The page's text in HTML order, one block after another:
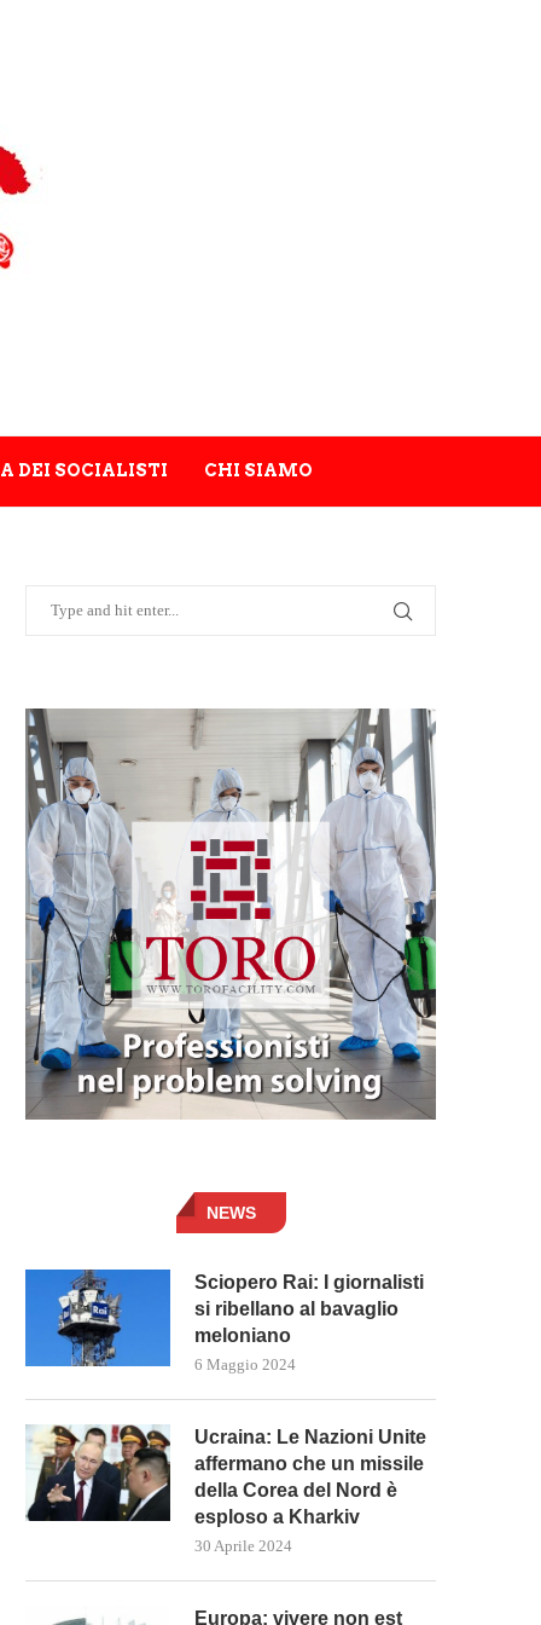
DEI SOCIALISTI CHI SIAMO
NEWS
Sciopero Rai: I giornalisti
si ribellano al bavaglio
meloniano
6 Maggio 2024
Ucraina: Le Nazioni Unite
affermano che un missile
della Corea del Nord è
esploso a Kharkiv
30 Aprile 2024
Europa: vivere non est